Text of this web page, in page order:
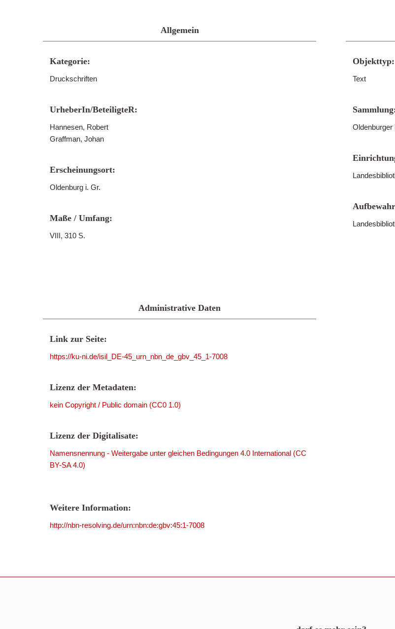
Allgemein
Kategorie:
Druckschriften
UrheberIn/BeteiligteR:
Hannesen, Robert
Graffman, Johan
Erscheinungsort:
Oldenburg i. Gr.
Maße / Umfang:
VIII, 310 S.
Objekttyp:
Text
Oldenburger
Administrative Daten
Link zur Seite:
https://ku-ni.de/isil_DE-45_urn_nbn_de_gbv_45_1-7008
Lizenz der Metadaten:
kein Copyright / Public domain (CC0 1.0)
Lizenz der Digitalisate:
Namensnennung - Weitergabe unter gleichen Bedingungen 4.0 International (CC
BY-SA 4.0)
Weitere Information:
http://nbn-resolving.de/urn:nbn:de:gbv:45:1-7008